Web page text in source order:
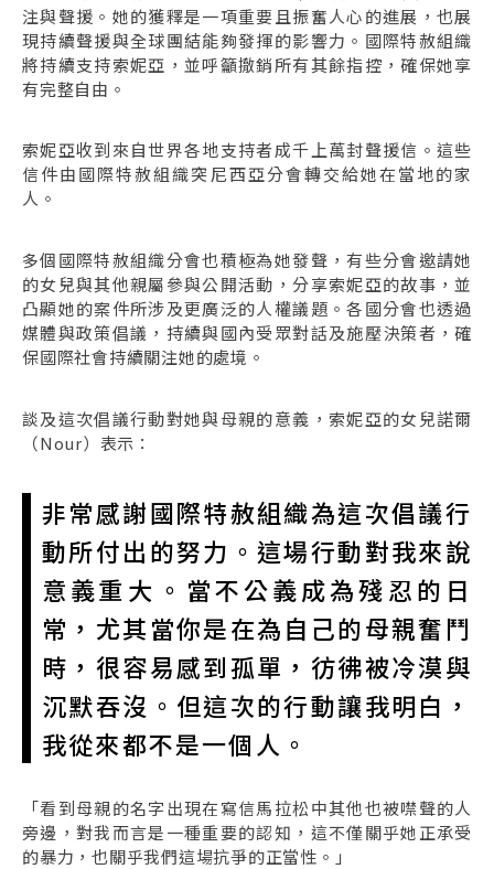
注與聲援。她的獲釋是一項重要且振奮人心的進展，也展
現持續聲援與全球團結能夠發揮的影響力。國際特赦組織
將持續支持索妮亞，並呼籲撤銷所有其餘指控，確保她享
有完整自由。
索妮亞收到來自世界各地支持者成千上萬封聲援信。這些
信件由國際特赦組織突尼西亞分會轉交給她在當地的家
人。
多個國際特赦組織分會也積極為她發聲，有些分會邀請她
的女兒與其他親屬參與公開活動，分享索妮亞的故事，並
凸顯她的案件所涉及更廣泛的人權議題。各國分會也透過
媒體與政策倡議，持續與國內受眾對話及施壓決策者，確
保國際社會持續關注她的處境。
談及這次倡議行動對她與母親的意義，索妮亞的女兒諾爾
（Nour）表示：
非常感謝國際特赦組織為這次倡議行
動所付出的努力。這場行動對我來說
意義重大。當不公義成為殘忍的日
常，尤其當你是在為自己的母親奮鬥
時，很容易感到孤單，彷彿被冷漠與
沉默吞沒。但這次的行動讓我明白，
我從來都不是一個人。
「看到母親的名字出現在寫信馬拉松中其他也被噤聲的人
旁邊，對我而言是一種重要的認知，這不僅關乎她正承受
的暴力，也關乎我們這場抗爭的正當性。」